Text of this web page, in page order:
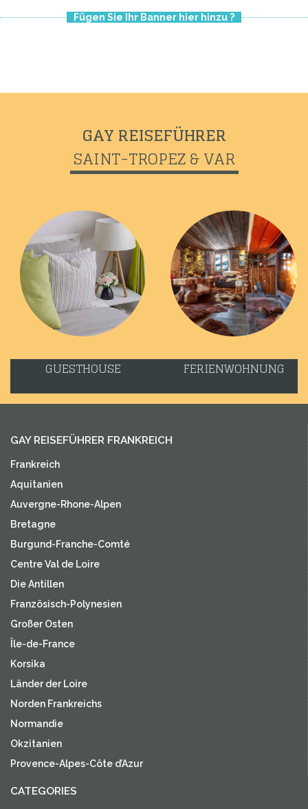
Fügen Sie Ihr Banner hier hinzu ?
GAY REISEFÜHRER
SAINT-TROPEZ & VAR
GUESTHOUSE FERIENWOHNUNG
GAY REISEFÜHRER FRANKREICH
Frankreich
Aquitanien
Auvergne-Rhone-Alpen
Bretagne
Burgund-Franche-Comté
Centre Val de Loire
Die Antillen
Französisch-Polynesien
Großer Osten
Île-de-France
Korsika
Länder der Loire
Norden Frankreichs
Normandie
Okzitanien
Provence-Alpes-Côte d’Azur
CATEGORIES